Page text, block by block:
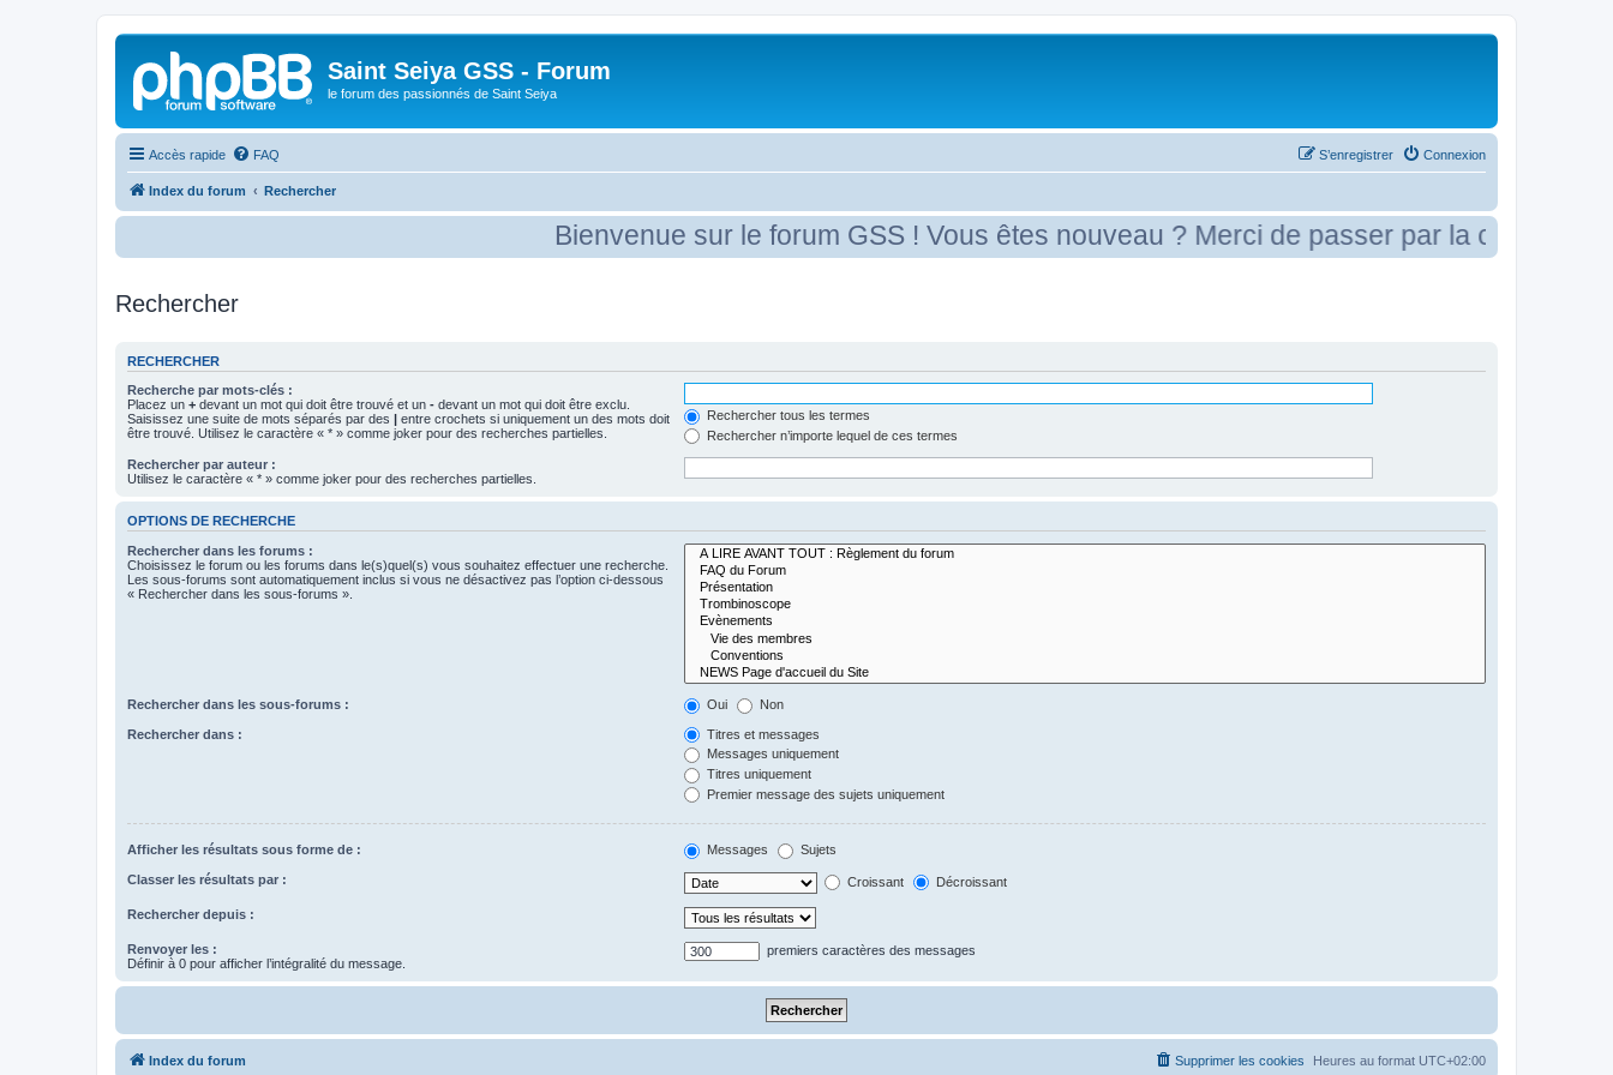
Saint Seiya GSS - Forum
le forum des passionnés de Saint Seiya
Accès rapide FAQ Connexion
S’enregistrer
Index du forum Rechercher
Bienvenue sur le forum GSS ! Vous êtes nouveau ? Merci de passer par la case
Rechercher
RECHERCHER
Recherche par mots-clés :
Placez un + devant un mot qui doit être trouvé et un - devant un mot qui doit être exclu.
Saisissez une suite de mots séparés par des | entre crochets si uniquement un des mots doit
être trouvé. Utilisez le caractère « * » comme joker pour des recherches partielles.
Rechercher tous les termes
Rechercher n’importe lequel de ces termes
Rechercher par auteur :
Utilisez le caractère « * » comme joker pour des recherches partielles.
OPTIONS DE RECHERCHE
Rechercher dans les forums :
Choisissez le forum ou les forums dans le(s)quel(s) vous souhaitez effectuer une recherche.
Les sous-forums sont automatiquement inclus si vous ne désactivez pas l’option ci-dessous
« Rechercher dans les sous-forums ».
Rechercher dans les sous-forums : Oui Non
Rechercher dans :
Titres et messages
Messages uniquement
Titres uniquement
Premier message des sujets uniquement
Afficher les résultats sous forme de : Messages Sujets
Classer les résultats par : Croissant Décroissant
Rechercher depuis :
Renvoyer les :
Définir à 0 pour afficher l’intégralité du message.
premiers caractères des messages
Index du forum Heures au format UTC+02:00
Supprimer les cookies